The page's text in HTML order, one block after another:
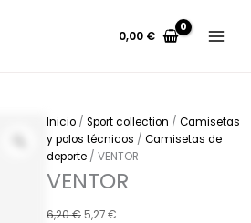
0,00 €
Inicio / Sport collection / Camisetas
y polos técnicos / Camisetas de
deporte / VENTOR
VENTOR
6,20€ El
5,27€